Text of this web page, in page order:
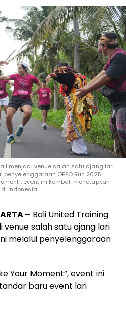
menjadi venue salah satu ajang lari
OPPO Run 2025.
event ini kembali menetapkan
Indonesia.
– Bali United Training
salah satu ajang lari
melalui penyelenggaraan
Your Moment”, event ini
baru event lari